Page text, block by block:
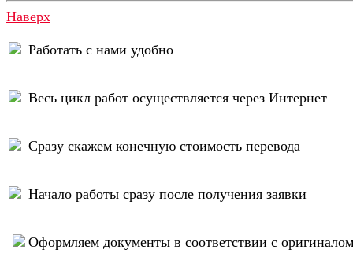
Наверх
Работать с нами удобно
Весь цикл работ осуществляется через Интернет
Сразу скажем конечную стоимость перевода
Начало работы сразу после получения заявки
Оформляем документы в соответствии с оригиналом